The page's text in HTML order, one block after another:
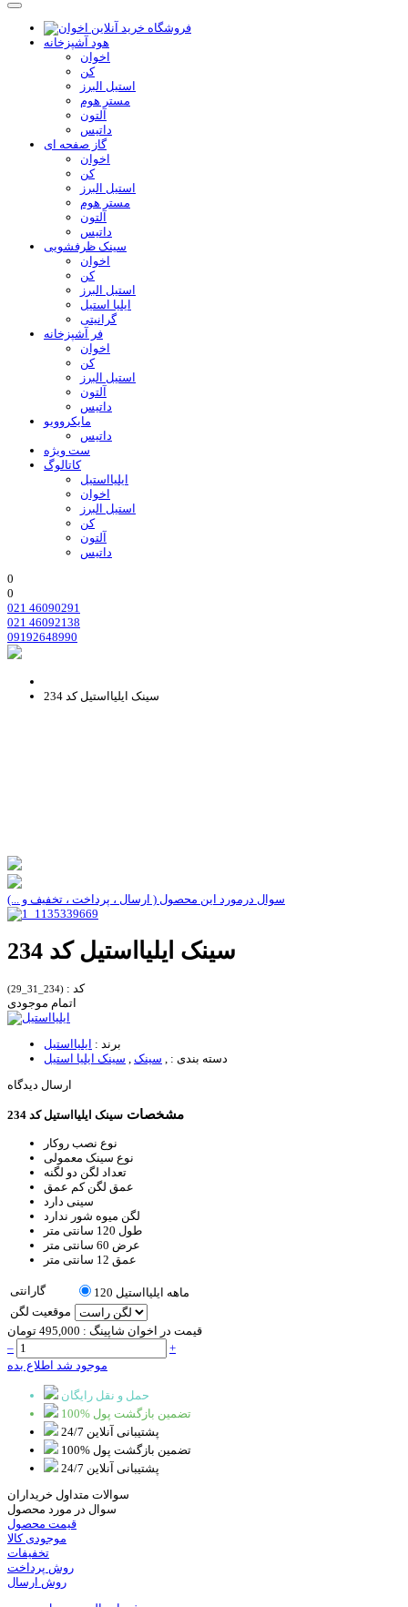
هود آشپزخانه
اخوان
کن
استیل البرز
مستر هوم
آلتون
داتیس
گاز صفحه ای
اخوان
کن
استیل البرز
مستر هوم
آلتون
داتیس
سینک ظرفشویی
اخوان
کن
استیل البرز
ایلیا استیل
گرانیتی
فر آشپزخانه
اخوان
کن
استیل البرز
آلتون
داتیس
مایکروویو
داتیس
ست ویژه
کاتالوگ
ایلیااستیل
اخوان
استیل البرز
کن
آلتون
داتیس
0
0
021 46090291
021 46092138
09192648990
سینک ایلیااستیل کد 234
سوال درمورد این محصول ( ارسال ، پرداخت ، تخفیف و ...)
سینک ایلیااستیل کد 234
کد : (234_31_29)
اتمام موجودی
برند : ایلیااستیل
دسته بندی :
سینک
سینک ایلیا استیل
ارسال دیدگاه
مشخصات سینک ایلیااستیل کد 234
نوع نصب روکار
نوع سینک معمولی
تعداد لگن دو لگنه
عمق لگن کم عمق
سینی دارد
لگن میوه شور ندارد
طول 120 سانتی متر
عرض 60 سانتی متر
عمق 12 سانتی متر
گارانتی
120 ماهه ایلیااستیل
موقعیت لگن
قیمت در اخوان شاپینگ : 495,000 تومان
–
+
موجود شد اطلاع بده
حمل و نقل رایگان
100% تضمین بازگشت پول
پشتیبانی آنلاین 24/7
100% تضمین بازگشت پول
پشتیبانی آنلاین 24/7
سوالات متداول خریداران
سوال در مورد محصول
قیمت محصول
موجودی کالا
تخفیفات
روش پرداخت
روش ارسال